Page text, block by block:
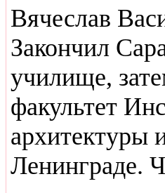
Вячеслав
Закончил
училище,
факультет
архитектуры
Ленинграде.